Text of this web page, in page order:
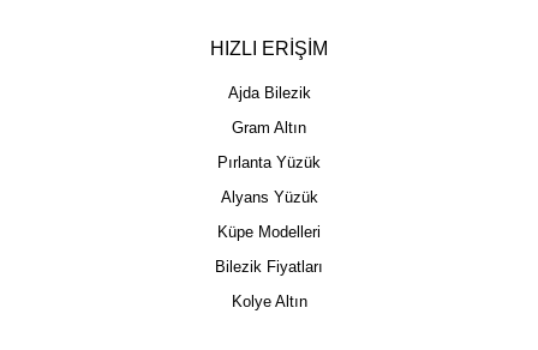
HIZLI ERİŞİM
Ajda Bilezik
Gram Altın
Pırlanta Yüzük
Alyans Yüzük
Küpe Modelleri
Bilezik Fiyatları
Kolye Altın